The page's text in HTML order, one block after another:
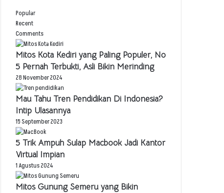
Popular
Recent
Comments
Mitos Kota Kediri yang Paling Populer, No
5 Pernah Terbukti, Asli Bikin Merinding
28 November 2024
Mau Tahu Tren Pendidikan Di Indonesia?
Intip Ulasannya
15 September 2023
5 Trik Ampuh Sulap Macbook Jadi Kantor
Virtual Impian
1 Agustus 2024
Mitos Gunung Semeru yang Bikin